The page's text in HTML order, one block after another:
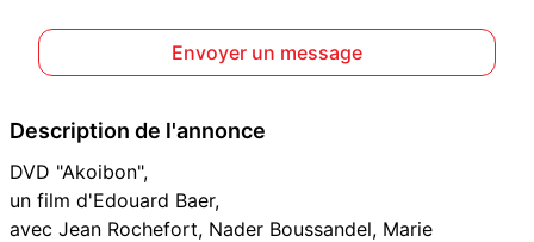
Envoyer un message
Description de l'annonce
DVD "Akoibon",
un film d'Edouard Baer,
avec Jean Rochefort, Nader Boussandel, Marie